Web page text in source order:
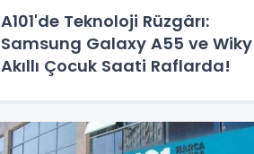
A101'de Teknoloji Rüzgârı:
Samsung Galaxy A55 ve Wiky
Akıllı Çocuk Saati Raflarda!